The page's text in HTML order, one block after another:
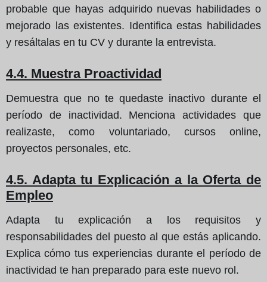
probable que hayas adquirido nuevas habilidades o
mejorado las existentes. Identifica estas habilidades
y resáltalas en tu CV y durante la entrevista.
4.4. Muestra Proactividad
Demuestra que no te quedaste inactivo durante el
período de inactividad. Menciona actividades que
realizaste, como voluntariado, cursos online,
proyectos personales, etc.
4.5. Adapta tu Explicación a la Oferta de
Empleo
Adapta tu explicación a los requisitos y
responsabilidades del puesto al que estás aplicando.
Explica cómo tus experiencias durante el período de
inactividad te han preparado para este nuevo rol.